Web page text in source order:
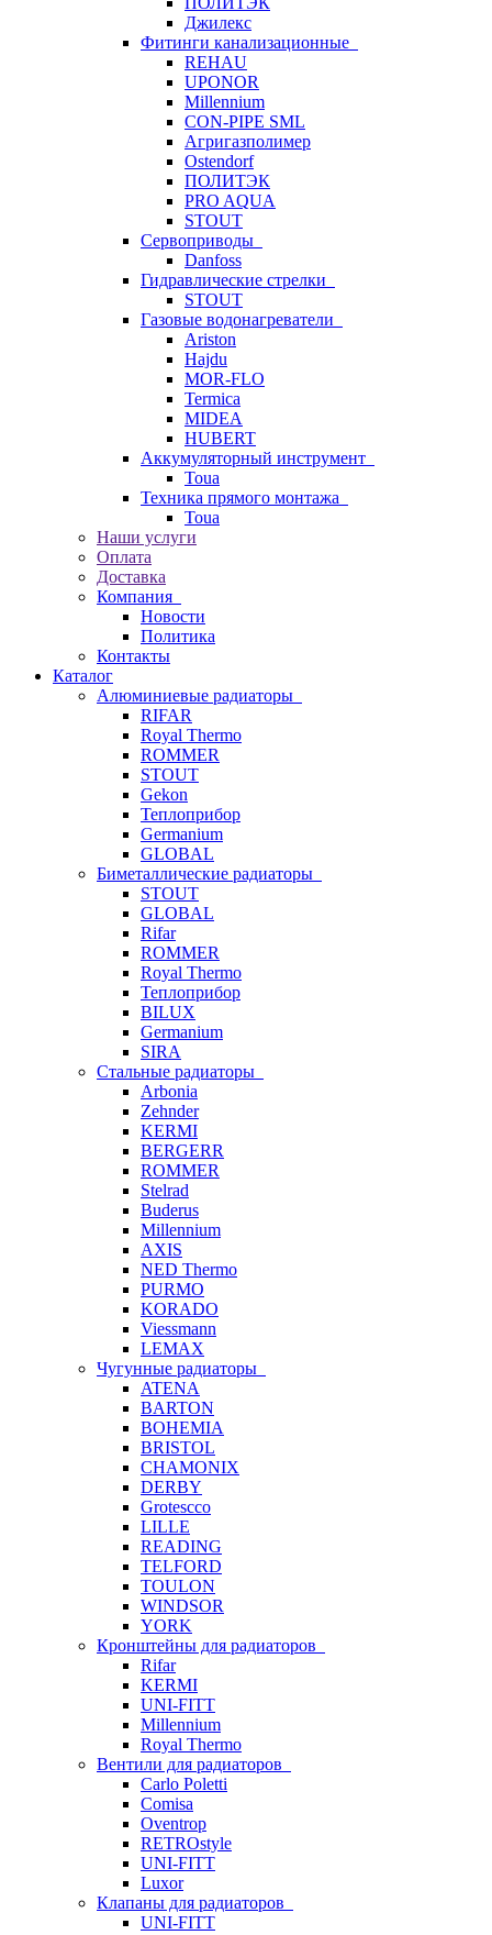
Джилекс
Фитинги канализационные
REHAU
UPONOR
Millennium
CON-PIPE SML
Агригазполимер
Ostendorf
ПОЛИТЭК
PRO AQUA
STOUT
Сервоприводы
Danfoss
Гидравлические стрелки
STOUT
Газовые водонагреватели
Ariston
Hajdu
MOR-FLO
Termica
MIDEA
HUBERT
Аккумуляторный инструмент
Toua
Техника прямого монтажа
Toua
Наши услуги
Оплата
Доставка
Компания
Новости
Политика
Контакты
Каталог
Алюминиевые радиаторы
RIFAR
Royal Thermo
ROMMER
STOUT
Gekon
Теплоприбор
Germanium
GLOBAL
Биметаллические радиаторы
STOUT
GLOBAL
Rifar
ROMMER
Royal Thermo
Теплоприбор
BILUX
Germanium
SIRA
Стальные радиаторы
Arbonia
Zehnder
KERMI
BERGERR
ROMMER
Stelrad
Buderus
Millennium
AXIS
NED Thermo
PURMO
KORADO
Viessmann
LEMAX
Чугунные радиаторы
ATENA
BARTON
BOHEMIA
BRISTOL
CHAMONIX
DERBY
Grotescco
LILLE
READING
TELFORD
TOULON
WINDSOR
YORK
Кронштейны для радиаторов
Rifar
KERMI
UNI-FITT
Millennium
Royal Thermo
Вентили для радиаторов
Carlo Poletti
Comisa
Oventrop
RETROstyle
UNI-FITT
Luxor
Клапаны для радиаторов
UNI-FITT